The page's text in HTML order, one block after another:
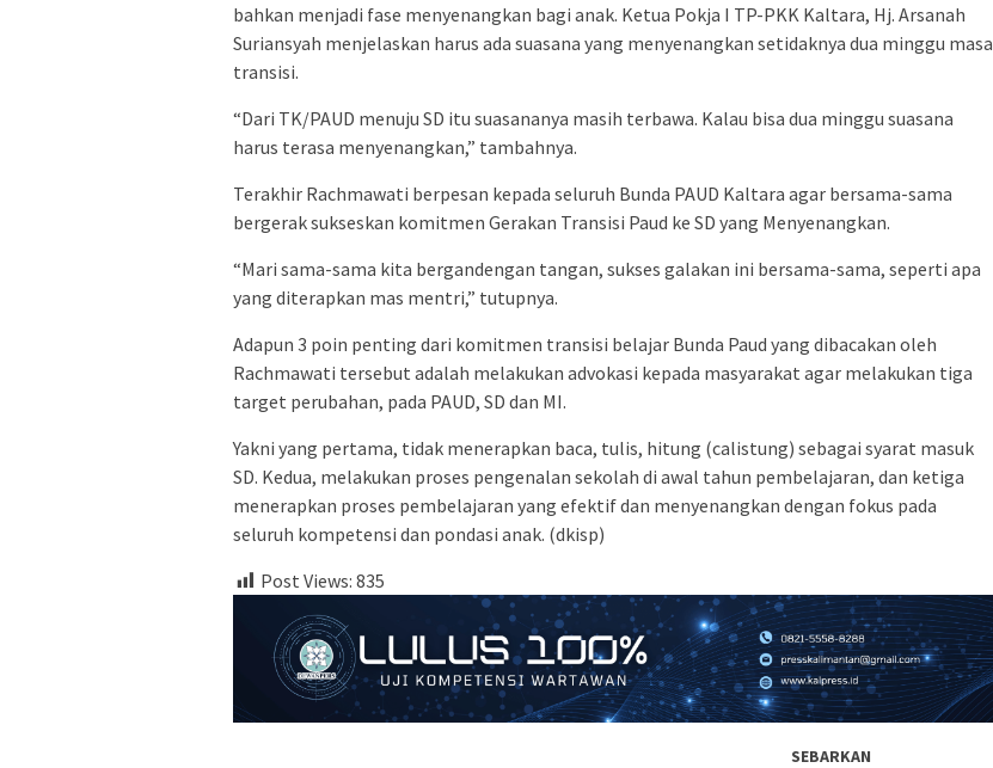
bahkan menjadi fase menyenangkan bagi anak. Ketua Pokja I TP-PKK Kaltara, Hj. Arsanah
Suriansyah menjelaskan harus ada suasana yang menyenangkan setidaknya dua minggu masa
transisi.
“Dari TK/PAUD menuju SD itu suasananya masih terbawa. Kalau bisa dua minggu suasana
harus terasa menyenangkan,” tambahnya.
Terakhir Rachmawati berpesan kepada seluruh Bunda PAUD Kaltara agar bersama-sama
bergerak sukseskan komitmen Gerakan Transisi Paud ke SD yang Menyenangkan.
“Mari sama-sama kita bergandengan tangan, sukses galakan ini bersama-sama, seperti apa
yang diterapkan mas mentri,” tutupnya.
Adapun 3 poin penting dari komitmen transisi belajar Bunda Paud yang dibacakan oleh
Rachmawati tersebut adalah melakukan advokasi kepada masyarakat agar melakukan tiga
target perubahan, pada PAUD, SD dan MI.
Yakni yang pertama, tidak menerapkan baca, tulis, hitung (calistung) sebagai syarat masuk
SD. Kedua, melakukan proses pengenalan sekolah di awal tahun pembelajaran, dan ketiga
menerapkan proses pembelajaran yang efektif dan menyenangkan dengan fokus pada
seluruh kompetensi dan pondasi anak. (dkisp)
Post Views: 835
SEBARKAN